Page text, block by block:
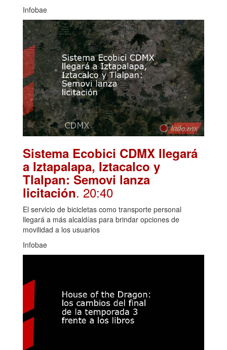
Infobae
Sistema Ecobici CDMX llegará
a Iztapalapa, Iztacalco y
Tlalpan: Semovi lanza
licitación. 20:40
El servicio de bicicletas como transporte personal
llegará a más alcaldías para brindar opciones de
movilidad a los usuarios
Infobae